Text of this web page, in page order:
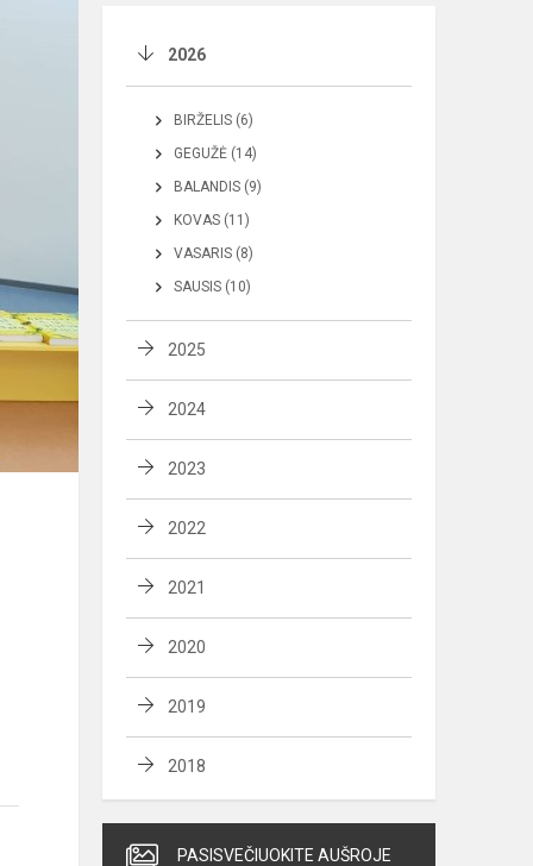
2026
BIRŽELIS (6)
GEGUŽĖ (14)
BALANDIS (9)
KOVAS (11)
VASARIS (8)
SAUSIS (10)
2025
2024
2023
2022
2021
2020
2019
2018
PASISVEČIUOKITE AUŠROJE